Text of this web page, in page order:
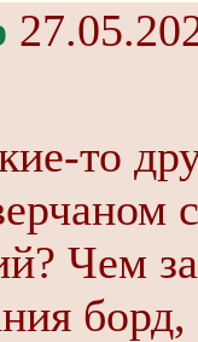
то
Чем